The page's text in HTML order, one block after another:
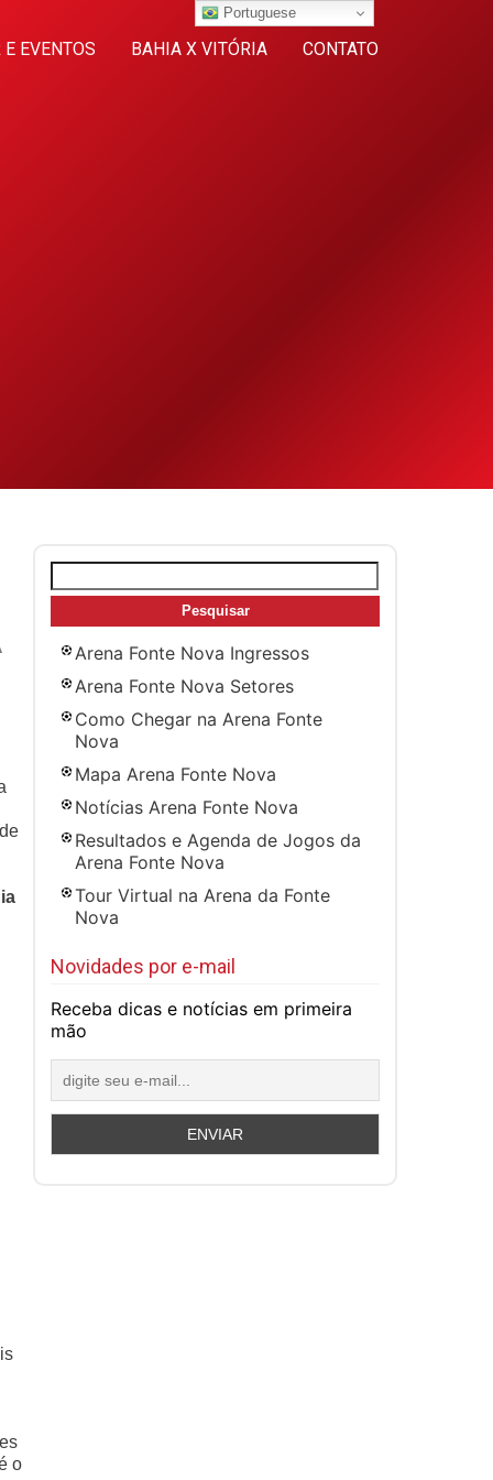
E EVENTOS BAHIA X VITÓRIA CONTATO
o
por:
Arena Fonte Nova Ingressos
Arena Fonte Nova Setores
Como Chegar na Arena Fonte
Nova
Mapa Arena Fonte Nova
Notícias Arena Fonte Nova
Resultados e Agenda de Jogos da
Arena Fonte Nova
Tour Virtual na Arena da Fonte
Nova
Novidades por e-mail
Receba dicas e notícias em primeira
mão
Portuguese